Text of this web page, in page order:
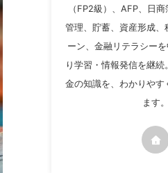
（FP2級）、AFP、日
管理、貯蓄、資産形成、
ーン、金融リテラシー
り学習・情報発信を継
金の知識を、わかりやす
ます。